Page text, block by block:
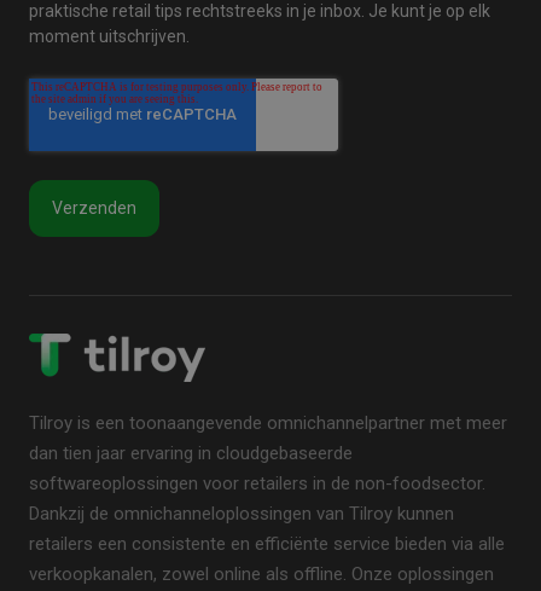
praktische retail tips rechtstreeks in je inbox. Je kunt je op elk
moment uitschrijven.
Tilroy is een toonaangevende omnichannelpartner met meer
dan tien jaar ervaring in cloudgebaseerde
softwareoplossingen voor retailers in de non-foodsector.
Dankzij de omnichanneloplossingen van Tilroy kunnen
retailers een consistente en efficiënte service bieden via alle
verkoopkanalen, zowel online als offline. Onze oplossingen